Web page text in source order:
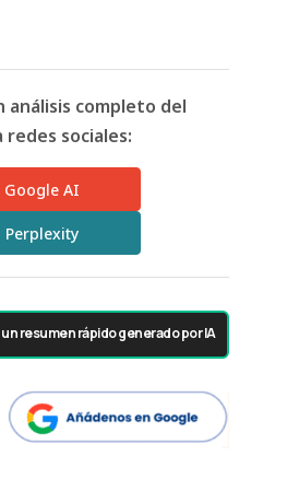
análisis completo del
sociales:
Google AI
Perplexity
un resumen rápido generado por IA